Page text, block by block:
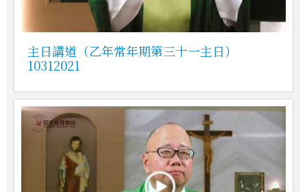
主日講道（乙年常年期第三十一主日）
10312021